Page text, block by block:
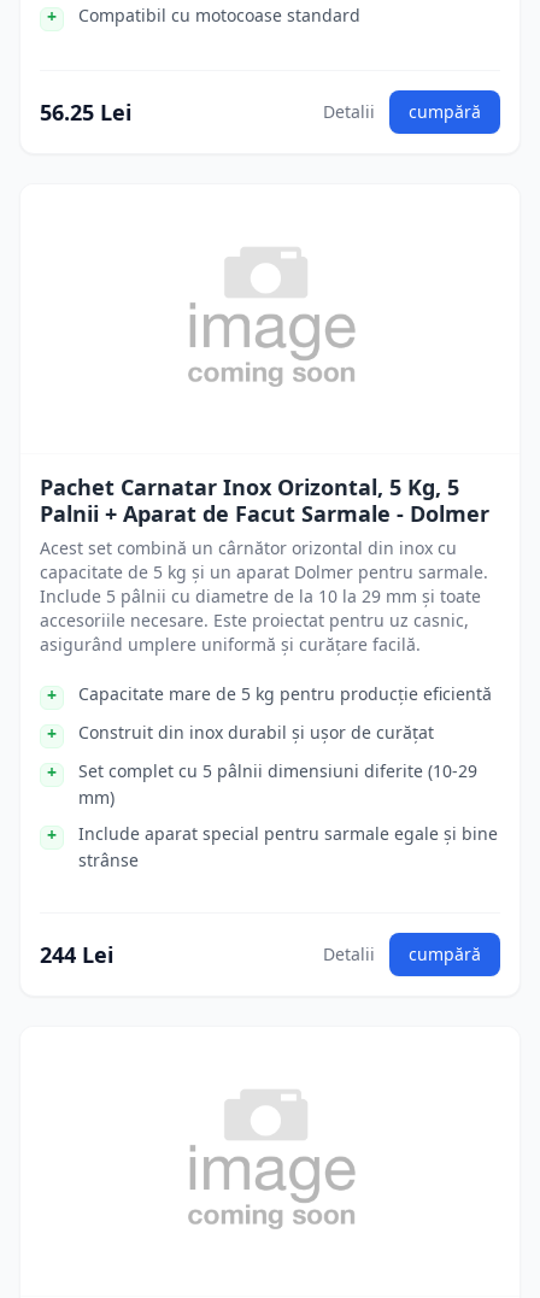
Compatibil cu motocoase standard
56.25 Lei Detalii cumpără
Pachet Carnatar Inox Orizontal, 5 Kg, 5
Palnii + Aparat de Facut Sarmale - Dolmer
Acest set combină un cârnător orizontal din inox cu
capacitate de 5 kg și un aparat Dolmer pentru sarmale.
Include 5 pâlnii cu diametre de la 10 la 29 mm și toate
accesoriile necesare. Este proiectat pentru uz casnic,
asigurând umplere uniformă și curățare facilă.
Capacitate mare de 5 kg pentru producție eficientă
Construit din inox durabil și ușor de curățat
Set complet cu 5 pâlnii dimensiuni diferite (10-29
mm)
Include aparat special pentru sarmale egale și bine
strânse
244 Lei Detalii cumpără